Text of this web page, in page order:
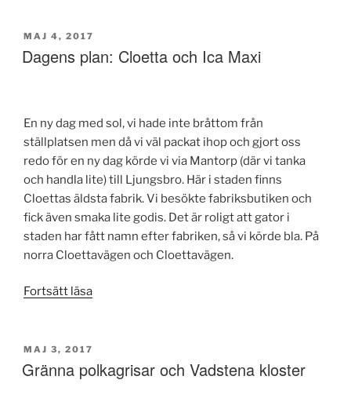
PUBLICERAT
MAJ 4, 2017
Dagens plan: Cloetta och Ica Maxi
En ny dag med sol, vi hade inte bråttom från
ställplatsen men då vi väl packat ihop och gjort oss
redo för en ny dag körde vi via Mantorp (där vi tanka
och handla lite) till Ljungsbro. Här i staden finns
Cloettas äldsta fabrik. Vi besökte fabriksbutiken och
fick även smaka lite godis. Det är roligt att gator i
staden har fått namn efter fabriken, så vi körde bla. På
norra Cloettavägen och Cloettavägen.
Fortsätt läsa”Dagens
Ica
PUBLICERAT
MAJ 3, 2017
Gränna polkagrisar och Vadstena kloster